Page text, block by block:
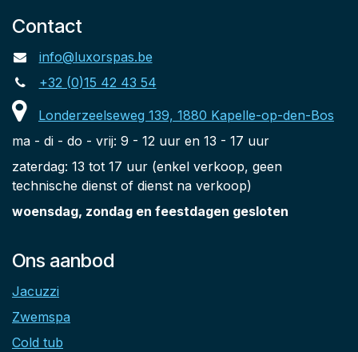
Contact
info@luxorspas.be
+32 (0)15 42 43 54
Londerzeelseweg 139, 1880 Kapelle-op-den-Bos
ma - di - do - vrij: 9 - 12 uur en 13 - 17 uur
zaterdag: 13 tot 17 uur (enkel verkoop, geen
technische dienst of dienst na verkoop)
woensdag, zondag en feestdagen gesloten
Ons aanbod
Jacuzzi
Zwemspa
Cold tub